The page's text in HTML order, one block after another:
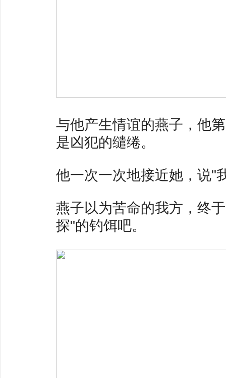
与他产生情谊的燕子，他
是凶犯的缱绻。
他一次一次地接近她，说"
燕子以为苦命的我方，终
探"的钓饵吧。